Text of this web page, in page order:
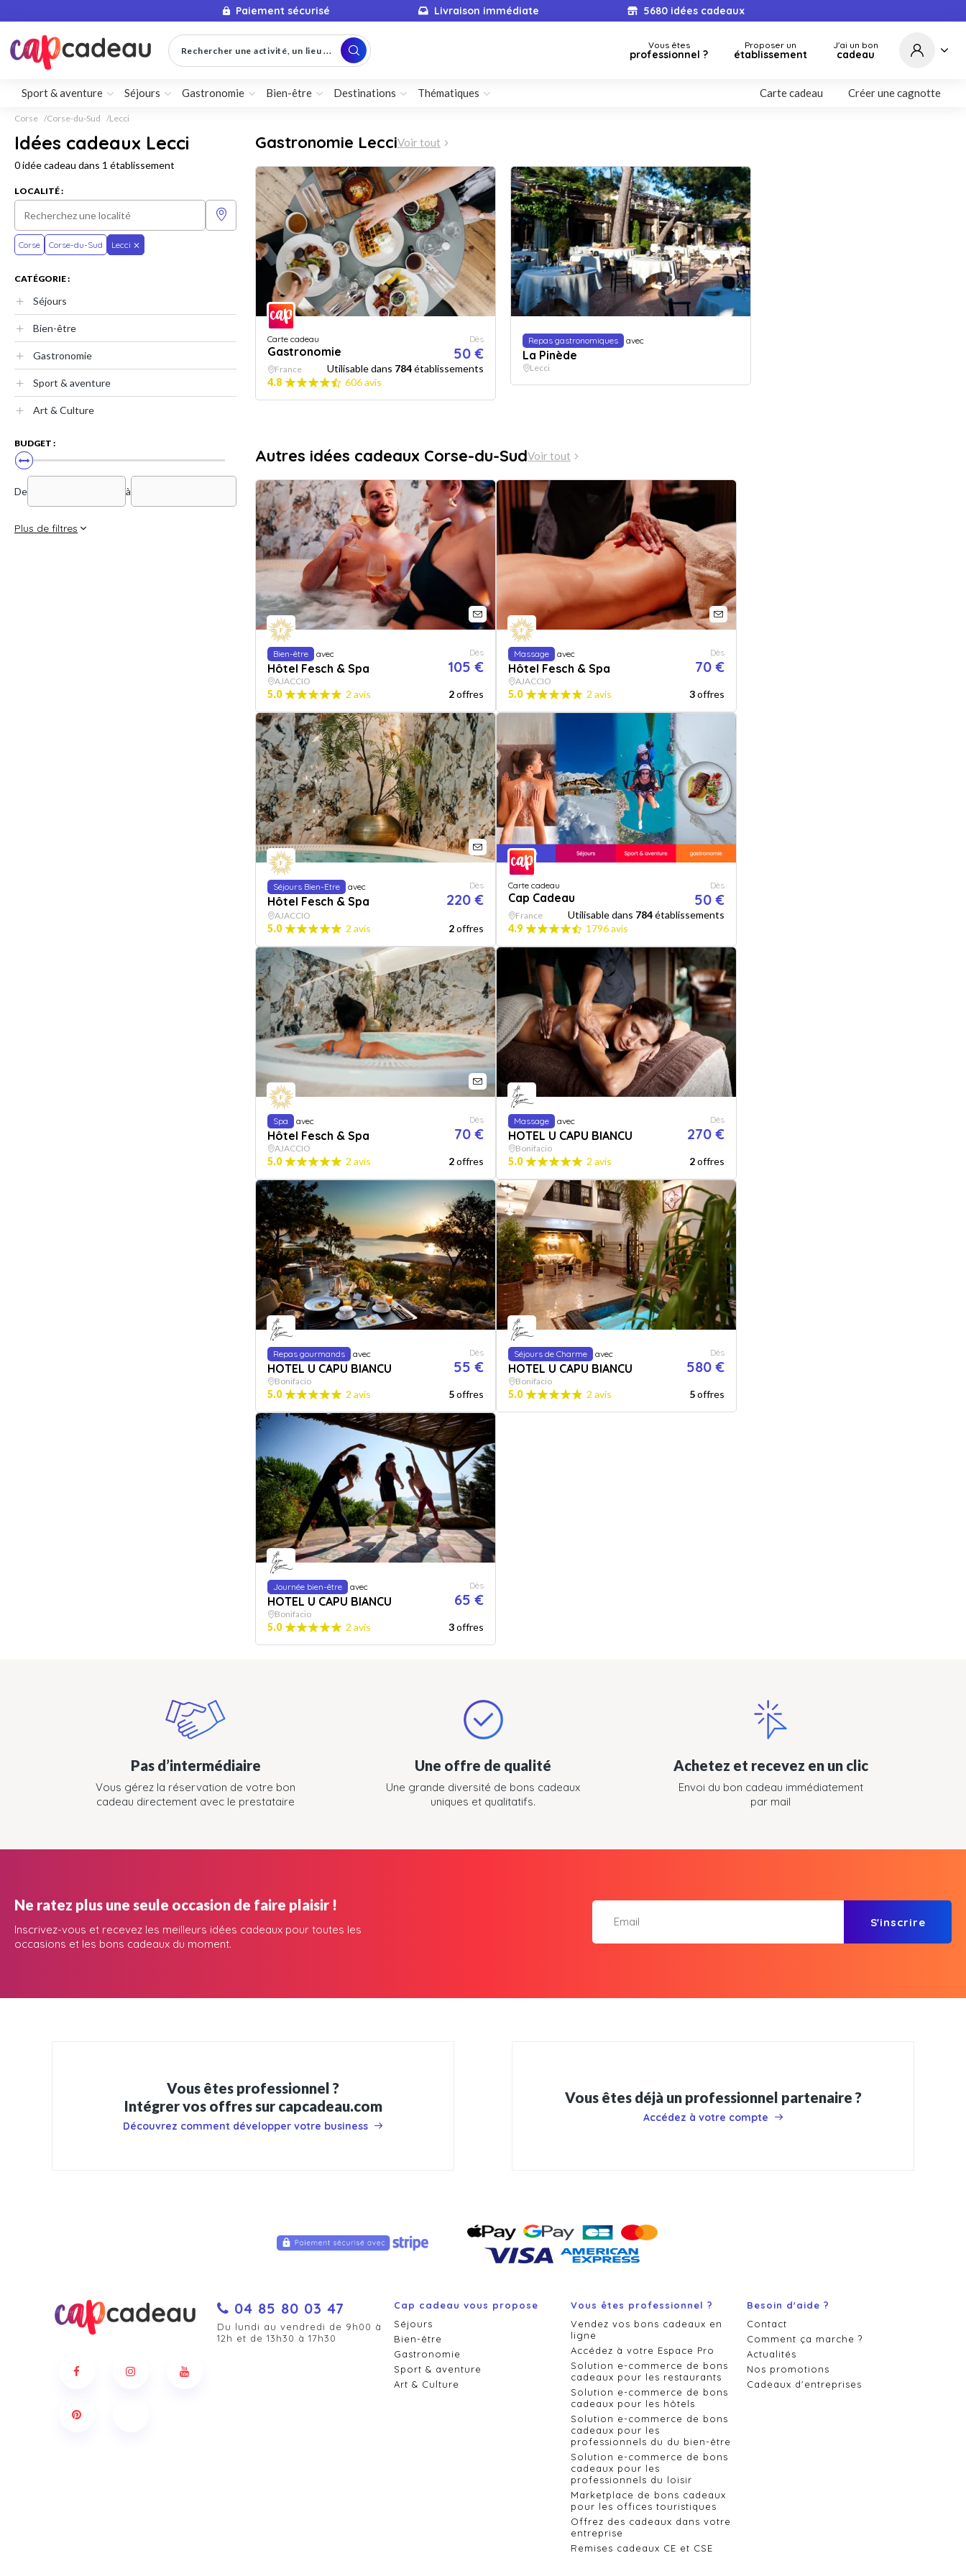
Paiement sécurisé Livraison immédiate 5680idées cadeaux
Rechercher une activité, un lieu ... Vous êtes
professionnel ?
Proposer un
établissement
J'ai un bon
cadeau
Sport & aventure Séjours Gastronomie Bien-être Destinations Thématiques Carte cadeau Créer une cagnotte
Corse Corse-du-Sud Lecci
Idées cadeaux Lecci
0 idée cadeau dans 1 établissement
LOCALITÉ :
Corse Corse-du-Sud Lecci
CATÉGORIE :
Séjours
Bien-être
Gastronomie
Sport & aventure
Art & Culture
BUDGET :
De à
Plus de filtres
Gastronomie LecciVoir tout
Carte cadeau
Gastronomie
Dès
50 €
France Utilisable dans 784établissements
4.8
606 avis
Repas gastronomiques avec
La Pinède
Lecci
Autres idées cadeaux Corse-du-SudVoir tout
Bien-être avec
Hôtel Fesch & Spa
Dès
105 €
AJACCIO
5.0 2 avis 2offres
Massage avec
Hôtel Fesch & Spa
Dès
70 €
AJACCIO
5.0 2 avis 3offres
Séjours Bien-Etre avec
Hôtel Fesch & Spa
Dès
220 €
AJACCIO
5.0 2 avis 2offres
Carte cadeau
Cap Cadeau
Dès
50 €
France Utilisable dans 784établissements
4.9
1796 avis
Spa avec
Hôtel Fesch & Spa
Dès
70 €
AJACCIO
5.0 2 avis 2offres
Massage avec
HOTEL U CAPU BIANCU
Dès
270 €
Bonifacio
5.0 2 avis 2offres
Repas gourmands avec
HOTEL U CAPU BIANCU
Dès
55 €
Bonifacio
5.0 2 avis 5offres
Séjours de Charme avec
HOTEL U CAPU BIANCU
Dès
580 €
Bonifacio
5.0 2 avis 5offres
Journée bien-être avec
HOTEL U CAPU BIANCU
Dès
65 €
Bonifacio
5.0 2 avis 3offres
Pas d’intermédiaire
Vous gérez la réservation de votre bon
cadeau directement avec le prestataire
Une offre de qualité
Une grande diversité de bons cadeaux
uniques et qualitatifs.
Achetez et recevez en un clic
Envoi du bon cadeau immédiatement
par mail
Ne ratez plus une seule occasion de faire plaisir !
Inscrivez-vous et recevez les meilleurs idées cadeaux pour toutes les
occasions et les bons cadeaux du moment.
S'inscrire
Vous êtes professionnel ?
Intégrer vos offres sur capcadeau.com
Découvrez comment développer votre business
Vous êtes déjà un professionnel partenaire ?
Accédez à votre compte
04 85 80 03 47
Du lundi au vendredi de 9h00 à
12h et de 13h30 à 17h30
Cap cadeau vous propose
Séjours
Bien-être
Gastronomie
Sport & aventure
Art & Culture
Vous êtes professionnel ?
Vendez vos bons cadeaux en
ligne
Accédez à votre Espace Pro
Solution e-commerce de bons
cadeaux pour les restaurants
Solution e-commerce de bons
cadeaux pour les hôtels
Solution e-commerce de bons
cadeaux pour les
professionnels du du bien-être
Solution e-commerce de bons
cadeaux pour les
professionnels du loisir
Marketplace de bons cadeaux
pour les offices touristiques
Offrez des cadeaux dans votre
entreprise
Remises cadeaux CE et CSE
Besoin d'aide ?
Contact
Comment ça marche ?
Actualités
Nos promotions
Cadeaux d'entreprises